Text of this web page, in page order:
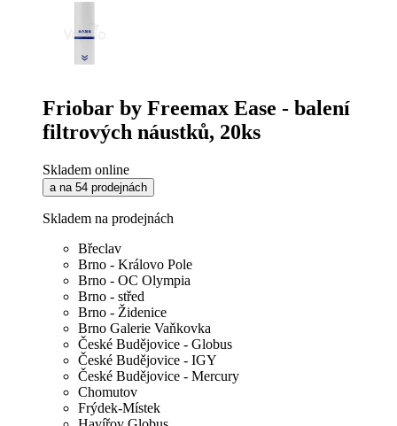
Friobar by Freemax Ease - balení
filtrových náustků, 20ks
Skladem online
a na 54 prodejnách
Skladem na prodejnách
Břeclav
Brno - Královo Pole
Brno - OC Olympia
Brno - střed
Brno - Židenice
Brno Galerie Vaňkovka
České Budějovice - Globus
České Budějovice - IGY
České Budějovice - Mercury
Chomutov
Frýdek-Místek